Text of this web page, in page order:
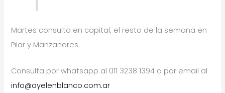
Martes consulta en capital, el resto de la semana en
Pilar y Manzanares.
Consulta por whatsapp al 011 3238 1394 o por email al
info@ayelenblanco.com.ar